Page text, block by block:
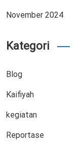
November 2024
Kategori
Blog
Kaifiyah
kegiatan
Reportase